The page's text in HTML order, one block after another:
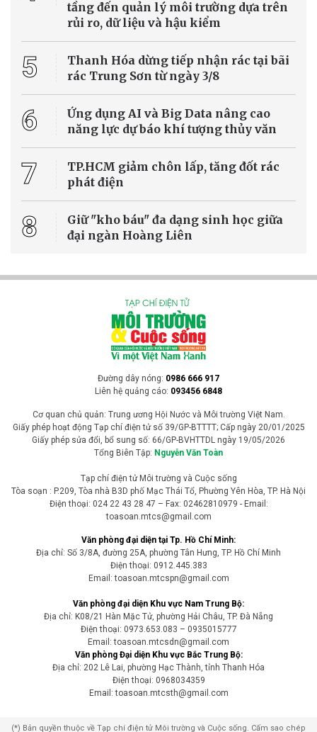
tầng đến quản lý môi trường dựa trên
rủi ro, dữ liệu và hậu kiểm
5
Thanh Hóa dừng tiếp nhận rác tại bãi
rác Trung Sơn từ ngày 3/8
6
Ứng dụng AI và Big Data nâng cao
năng lực dự báo khí tượng thủy văn
7
TP.HCM giảm chôn lấp, tăng đốt rác
phát điện
8
Giữ "kho báu" đa dạng sinh học giữa
đại ngàn Hoàng Liên
Đường dây nóng: 0986 666 917
Liên hệ quảng cáo: 093456 6848
Cơ quan chủ quản: Trung ương Hội Nước và Môi trường Việt Nam.
Giấy phép hoạt động Tạp chí điện tử số 39/GP-BTTTT; Cấp ngày 20/01/2025
Giấy phép sửa đổi, bổ sung số: 66/GP-BVHTTDL ngày 19/05/2026
Tổng Biên Tập: Nguyễn Văn Toàn
Tạp chí điện tử Môi trường và Cuộc sống
Tòa soạn : P.209, Tòa nhà B3D phố Mạc Thái Tổ, Phường Yên Hòa, TP. Hà Nội
Điện thoại: 024 22 43 28 47 – Fax: 02462810979 - Email:
toasoan.mtcs@gmail.com
Văn phòng đại diện tại Tp. Hồ Chí Minh:
Địa chỉ: Số 3/8A, đường 25A, phường Tân Hưng, TP. Hồ Chí Minh
Điện thoại: 0912.445.383
Email: toasoan.mtcspn@gmail.com
Văn phòng đại diện Khu vực Nam Trung Bộ:
Địa chỉ: K08/21 Hàn Mặc Tử, phường Hải Châu, TP. Đà Nẵng
Điện thoại: 0973.653.083 – 0935015777
Email: toasoan.mtcsdn@gmail.com
Văn phòng Đại diện Khu vực Bắc Trung Bộ:
Địa chỉ: 202 Lê Lai, phường Hạc Thành, tỉnh Thanh Hóa
Điện thoại: 0968034359
Email: toasoan.mtcsth@gmail.com
(*) Bản quyền thuộc về Tạp chí điện tử Môi trường và Cuộc sống. Cấm sao chép